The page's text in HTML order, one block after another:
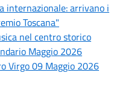
internazionale: arrivano i
Toscana"
nel centro storico
Maggio 2026
Virgo 09 Maggio 2026